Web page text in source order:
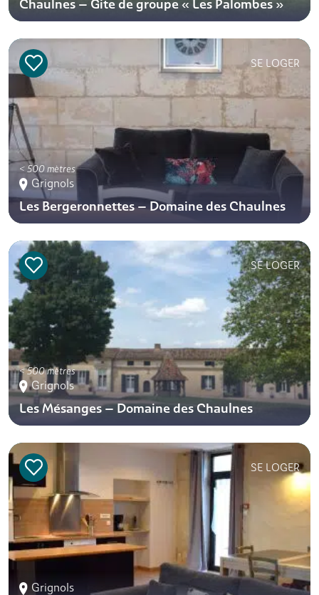
Chaulnes – Gite de groupe « Les Palombes »
SE LOGER
< 500 mètres
Grignols
Les Bergeronnettes – Domaine des Chaulnes
SE LOGER
< 500 mètres
Grignols
Les Mésanges – Domaine des Chaulnes
SE LOGER
Grignols